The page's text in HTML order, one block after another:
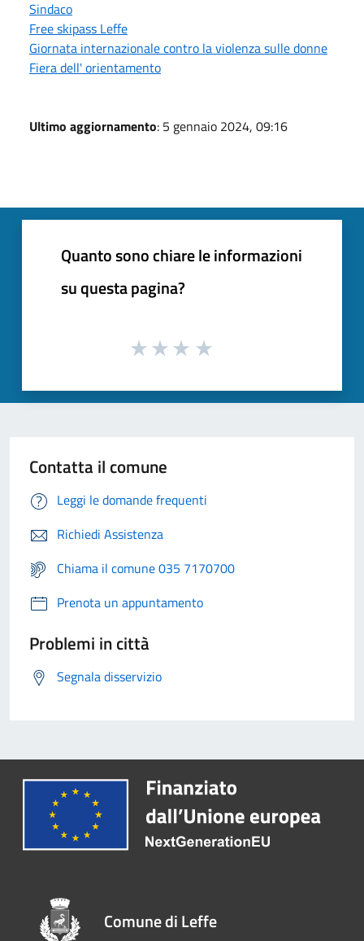
Sindaco
Free skipass Leffe
Giornata internazionale contro la violenza sulle donne
Fiera dell' orientamento
Ultimo aggiornamento: 5 gennaio 2024, 09:16
Quanto sono chiare le informazioni
su questa pagina?
Contatta il comune
Leggi le domande frequenti
Richiedi Assistenza
Chiama il comune 035 7170700
Prenota un appuntamento
Problemi in città
Segnala disservizio
Comune di Leffe